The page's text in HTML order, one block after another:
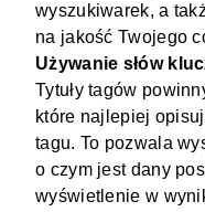
wyszukiwarek, a
na jakość Twojego
Używanie słów
Tytuły tagów
które najlepiej
tagu. To pozwala
o czym jest dany
wyświetlenie w